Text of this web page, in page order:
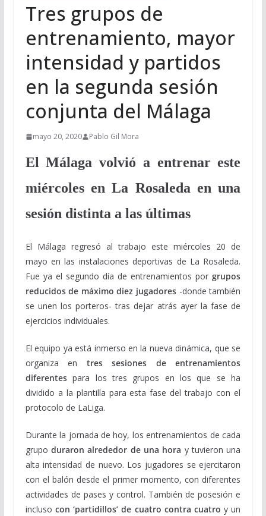
Tres grupos de
entrenamiento, mayor
intensidad y partidos
en la segunda sesión
conjunta del Málaga
mayo 20, 2020 Pablo Gil Mora
El Málaga volvió a entrenar este
miércoles en La Rosaleda en una
sesión distinta a las últimas
El Málaga regresó al trabajo este miércoles 20 de
mayo en las instalaciones deportivas de La Rosaleda.
Fue ya el segundo día de entrenamientos porgrupos
reducidos de máximo diez jugadores -donde también
se unen los porteros- tras dejar atrás ayer la fase de
ejercicios individuales.
El equipo ya está inmerso en la nueva dinámica, que se
organiza en tres sesiones de entrenamientos
diferentespara los tres grupos en los que se ha
dividido a la plantilla para esta fase del trabajo con el
protocolo de LaLiga.
Durante la jornada de hoy, los entrenamientos de cada
grupoduraron alrededor de una hora y tuvieron una
alta intensidad de nuevo. Los jugadores se ejercitaron
con el balón desde el primer momento, con diferentes
actividades de pases y control. También de posesión e
incluso con ‘partidillos’ de cuatro contra cuatro y un